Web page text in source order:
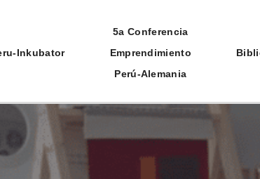
Inkubator
5a Conferencia
Emprendimiento
Perú-Alemania